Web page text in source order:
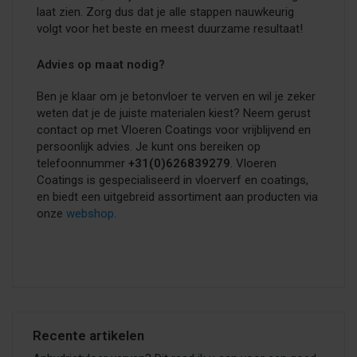
laat zien. Zorg dus dat je alle stappen nauwkeurig
volgt voor het beste en meest duurzame resultaat!
Advies op maat nodig?
Ben je klaar om je betonvloer te verven en wil je zeker
weten dat je de juiste materialen kiest? Neem gerust
contact op met Vloeren Coatings voor vrijblijvend en
persoonlijk advies. Je kunt ons bereiken op
telefoonnummer +31(0)626839279. Vloeren
Coatings is gespecialiseerd in vloerverf en coatings,
en biedt een uitgebreid assortiment aan producten via
onze webshop.
Recente artikelen